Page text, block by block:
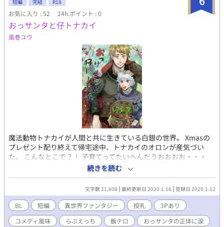
内に近づかないでください【2】* 触手をけしかける側が逆に食わ
れかけるやつ（だがR18でないことに留意） ▼旧天の筐 傷物のレ
コード【2】 敬愛、懐古。貴方が戦場にいた頃に、まだ私は囚わ
れている。 欠けたオルゴール【2】 敵の使いは私に告げる。私は
何者なのか。 彼と同じ者では無いというのだろうか。 ▼熱線の
棺 列車【2】 最後の乗客は目を覚ます。車掌と彼のみがこの列車
短編 完結 R18
お気に入り : 52 24h.ポイント : 0
おっサンタと仔トナカイ
風巻ユウ
魔法動物トナカイが人間と共に生きている白銀の世界。 Xmasの
プレゼント配り終えて帰宅途中、トナカイのオロンが産気づい
た。 こんなとこで？！ 子育てってたいへんだうおおおお・・・
と、 がんばる新米父ちゃんじゃない独身おっサンタの独白です。
タグよく見てね 3Pあるよアハハ(ﾟ∀ﾟ*)ﾉ
続きを読む
文字数 21,808 最終更新日 2020.1.16 登録日 2020.1.12
BL 短編 異世界ファンタジー 授乳
3Pあり
コメディ風味
らぶえっち 飯テロ おっサンタの正体に涙